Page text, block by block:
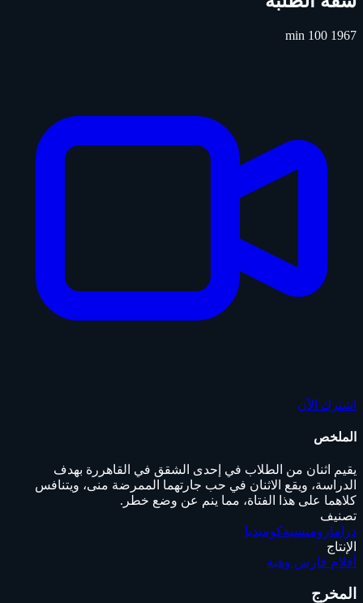
1967
100 min
اشترك الآن
الملخص
يقيم اثنان من الطلاب في إحدى الشقق في القاهررة بهدف
الدراسة، ويقع الاثنان في حب جارتهما الممرضة منى، ويتنافس
كلاهما على هذا الفتاة، مما ينم عن وضع خطر.
تصنيف
درامارومنسيةكوميديا
الإنتاج
أفلام فارس وهبة
المخرج